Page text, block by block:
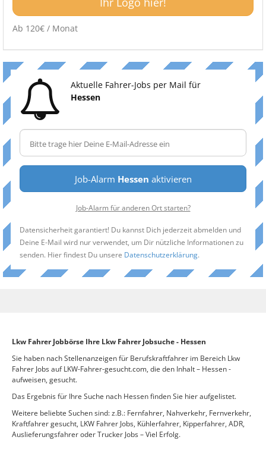
Ab 120€ / Monat
Aktuelle Fahrer-Jobs per Mail für
Hessen
Job-Alarm Hessen aktivieren
Job-Alarm für anderen Ort starten?
Datensicherheit garantiert! Du kannst Dich jederzeit abmelden und
Deine E-Mail wird nur verwendet, um Dir nützliche Informationen zu
senden. Hier findest Du unsere Datenschutzerklärung.
Lkw Fahrer Jobbörse Ihre Lkw Fahrer Jobsuche - Hessen
Sie haben nach Stellenanzeigen für Berufskraftfahrer im Bereich Lkw
Fahrer Jobs auf LKW-Fahrer-gesucht.com, die den Inhalt – Hessen -
aufweisen, gesucht.
Das Ergebnis für Ihre Suche nach Hessen finden Sie hier aufgelistet.
Weitere beliebte Suchen sind: z.B.: Fernfahrer, Nahverkehr, Fernverkehr,
Kraftfahrer gesucht, LKW Fahrer Jobs, Kühlerfahrer, Kipperfahrer, ADR,
Auslieferungsfahrer oder Trucker Jobs – Viel Erfolg.